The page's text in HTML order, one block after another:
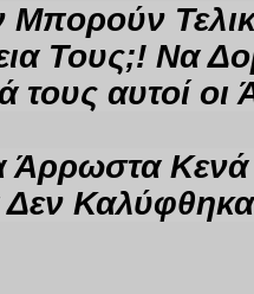
Μπορούν
Τους;! Να
αυτοί οι
Άρρωστα
Δεν